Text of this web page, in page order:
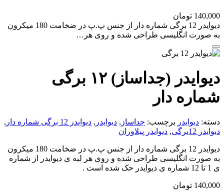
140,000 تومان
دیوایدر 12 برگی شماره دار از جنس پ.پ در ضخامت 180 میکرون
به صورت انگلیسی طراحی شده و روی هر…
دیوایدر (جداساز) ۱۲ برگی
شماره دار
دسته: دیوایدر برچسب: جداساز , دیوایدر , دیوایدر 12 برگی شماره دار
,
دیوایدر 12برگی
, دیوایدر پیلاوران
دیوایدر 12 برگی شماره دار از جنس پ.پ در ضخامت 180 میکرون
به صورت انگلیسی طراحی شده و روی هر لبه ی دیوایدر از شماره
ی 1 تا 12 شماره ی دیوایدر حک شده است .
140,000 تومان